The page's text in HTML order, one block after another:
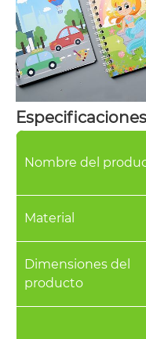
Nombre del
Material
Dimensiones del
producto